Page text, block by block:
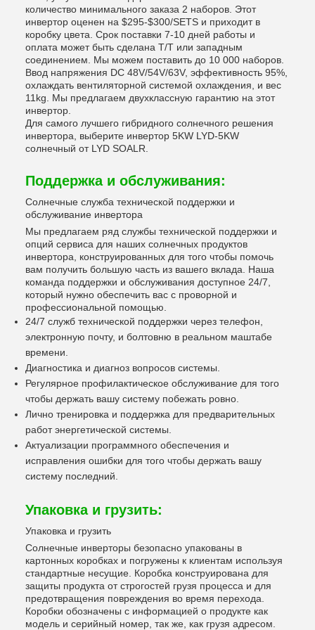
количество минимального заказа 2 наборов. Этот
инвертор оценен на $295-$300/SETS и приходит в
коробку цвета. Срок поставки 7-10 дней работы и
оплата может быть сделана T/T или западным
соединением. Мы можем поставить до 10 000 наборов.
Ввод напряжения DC 48V/54V/63V, эффективность 95%,
охлаждать вентиляторной системой охлаждения, и вес
11kg. Мы предлагаем двухклассную гарантию на этот
инвертор.
Для самого лучшего гибридного солнечного решения
инвертора, выберите инвертор 5KW LYD-5KW
солнечный от LYD SOALR.
Поддержка и обслуживания:
Солнечные служба технической поддержки и
обслуживание инвертора
Мы предлагаем ряд службы технической поддержки и
опций сервиса для наших солнечных продуктов
инвертора, конструированных для того чтобы помочь
вам получить большую часть из вашего вклада. Наша
команда поддержки и обслуживания доступное 24/7,
который нужно обеспечить вас с проворной и
профессиональной помощью.
24/7 служб технической поддержки через телефон,
электронную почту, и болтовню в реальном маштабе
времени.
Диагностика и диагноз вопросов системы.
Регулярное профилактическое обслуживание для того
чтобы держать вашу систему побежать ровно.
Лично тренировка и поддержка для предварительных
работ энергетической системы.
Актуализации программного обеспечения и
исправления ошибки для того чтобы держать вашу
систему последний.
Упаковка и грузить:
Упаковка и грузить
Солнечные инверторы безопасно упакованы в
картонных коробках и погружены к клиентам используя
стандартные несущие. Коробка конструирована для
защиты продукта от строгостей грузя процесса и для
предотвращения повреждения во время перехода.
Коробки обозначены с информацией о продукте как
модель и серийный номер, так же, как грузя адресом.